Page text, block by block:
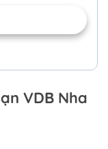
VDB Nha